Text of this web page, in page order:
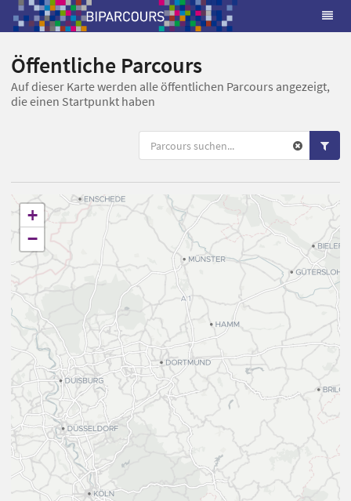
Öffentliche Parcours
Auf dieser Karte werden alle öffentlichen Parcours angezeigt,
die einen Startpunkt haben
+
−